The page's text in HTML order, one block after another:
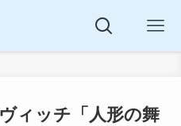
ィッチ「人形の舞